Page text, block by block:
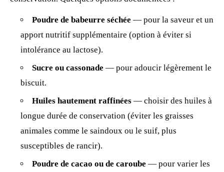
Poudre de babeurre séchée — pour la saveur et un
apport nutritif supplémentaire (option à éviter si
intolérance au lactose).
Sucre ou cassonade — pour adoucir légèrement le
biscuit.
Huiles hautement raffinées — choisir des huiles à
longue durée de conservation (éviter les graisses
animales comme le saindoux ou le suif, plus
susceptibles de rancir).
Poudre de cacao ou de caroube — pour varier les